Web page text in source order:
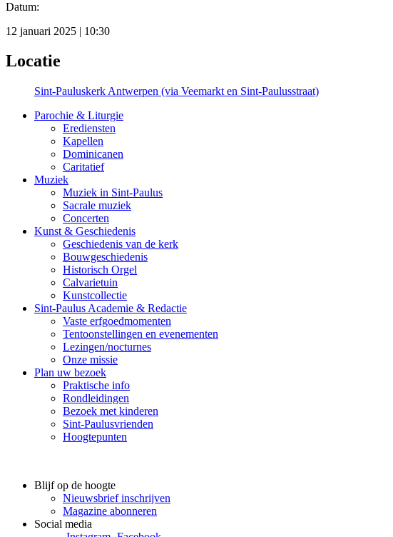
Datum:
12 januari 2025 | 10:30
Locatie
Sint-Pauluskerk Antwerpen (via Veemarkt en Sint-Paulusstraat)
Parochie & Liturgie
Erediensten
Kapellen
Dominicanen
Caritatief
Muziek
Muziek in Sint-Paulus
Sacrale muziek
Concerten
Kunst & Geschiedenis
Geschiedenis van de kerk
Bouwgeschiedenis
Historisch Orgel
Calvarietuin
Kunstcollectie
Sint-Paulus Academie & Redactie
Vaste erfgoedmomenten
Tentoonstellingen en evenementen
Lezingen/nocturnes
Onze missie
Plan uw bezoek
Praktische info
Rondleidingen
Bezoek met kinderen
Sint-Paulusvrienden
Hoogtepunten
Blijf op de hoogte
Nieuwsbrief inschrijven
Magazine abonneren
Social media